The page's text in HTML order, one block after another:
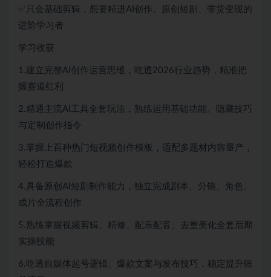
✅只会基础剪辑，想要精进AI创作、原创短剧、带货变现的
进阶学习者
学习收获
1.建立完整AI创作运营思维，吃透2026行业趋势，精准把
握赛道红利
2.精通主流AI工具全套玩法，熟练运用基础功能、隐藏技巧
与定制创作指令
3.掌握上百种热门短视频创作模板，适配多题材内容量产，
轻松打造爆款
4.具备原创AI短剧制作能力，独立完成剧本、分镜、角色、
成片全流程创作
5.熟练掌握视频剪辑、精修、配乐配音、去重美化全套后期
实操技能
6.吃透自媒体起号逻辑、爆款文案与发布技巧，稳定提升账